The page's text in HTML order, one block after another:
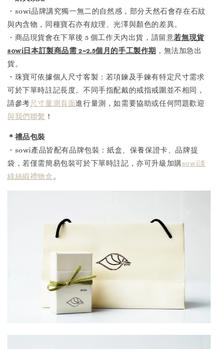
・sowi品牌講究獨一無二的自然感，部分天然石會存在石紋
與內含物，同種寶石亦有紋理、光澤與顏色的差異。
・商品現貨會在下單後 5 個工作天內出貨，請留意若無現貨
sowi日本訂製商品需 2~2.5個月的手工製作期 ，無法加急出
貨。
・珠寶可依據個人尺寸客製：若項鍊及手鍊有特定尺寸需求
可於下單時註記長度。不同手指配戴的戒指戒圍並不相同，
請參考尺寸量測頁面進行量測，如需要協助或任何問題歡迎
與我們聯繫 ！
＊禮品包裝
・sowi產品皆配有品牌包裝：紙盒、保養保證卡、品牌提
袋，若僅需簡易包裝可於下單時註記，亦可升級加購sowi淡
綠絲緞禮物盒 。